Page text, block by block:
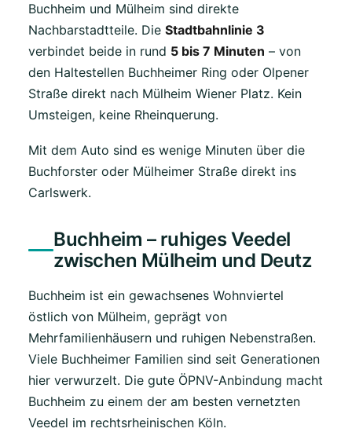
Buchheim und Mülheim sind direkte
Nachbarstadtteile. Die Stadtbahnlinie 3
verbindet beide in rund 5 bis 7 Minuten – von
den Haltestellen Buchheimer Ring oder Olpener
Straße direkt nach Mülheim Wiener Platz. Kein
Umsteigen, keine Rheinquerung.
Mit dem Auto sind es wenige Minuten über die
Buchforster oder Mülheimer Straße direkt ins
Carlswerk.
Buchheim – ruhiges Veedel
zwischen Mülheim und Deutz
Buchheim ist ein gewachsenes Wohnviertel
östlich von Mülheim, geprägt von
Mehrfamilienhäusern und ruhigen Nebenstraßen.
Viele Buchheimer Familien sind seit Generationen
hier verwurzelt. Die gute ÖPNV-Anbindung macht
Buchheim zu einem der am besten vernetzten
Veedel im rechtsrheinischen Köln.